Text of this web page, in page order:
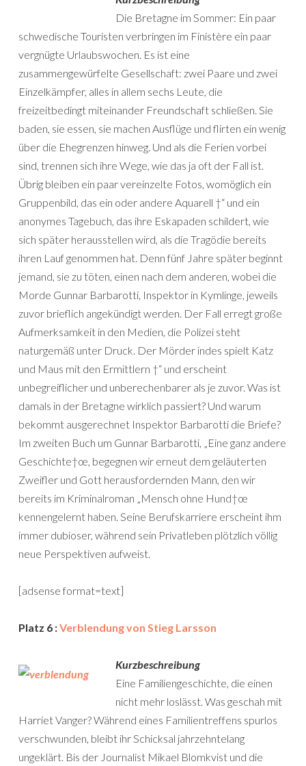
Die Bretagne im Sommer: Ein paar
schwedische Touristen verbringen im Finistère ein paar
vergnügte Urlaubswochen. Es ist eine
zusammengewürfelte Gesellschaft: zwei Paare und zwei
Einzelkämpfer, alles in allem sechs Leute, die
freizeitbedingt miteinander Freundschaft schließen. Sie
baden, sie essen, sie machen Ausflüge und flirten ein wenig
über die Ehegrenzen hinweg. Und als die Ferien vorbei
sind, trennen sich ihre Wege, wie das ja oft der Fall ist.
Übrig bleiben ein paar vereinzelte Fotos, womöglich ein
Gruppenbild, das ein oder andere Aquarell †“ und ein
anonymes Tagebuch, das ihre Eskapaden schildert, wie
sich später herausstellen wird, als die Tragödie bereits
ihren Lauf genommen hat. Denn fünf Jahre später beginnt
jemand, sie zu töten, einen nach dem anderen, wobei die
Morde Gunnar Barbarotti, Inspektor in Kymlinge, jeweils
zuvor brieflich angekündigt werden. Der Fall erregt große
Aufmerksamkeit in den Medien, die Polizei steht
naturgemäß unter Druck. Der Mörder indes spielt Katz
und Maus mit den Ermittlern †“ und erscheint
unbegreiflicher und unberechenbarer als je zuvor. Was ist
damals in der Bretagne wirklich passiert? Und warum
bekommt ausgerechnet Inspektor Barbarotti die Briefe?
Im zweiten Buch um Gunnar Barbarotti, „Eine ganz andere
Geschichte†œ, begegnen wir erneut dem geläuterten
Zweifler und Gott herausfordernden Mann, den wir
bereits im Kriminalroman „Mensch ohne Hund†œ
kennengelernt haben. Seine Berufskarriere erscheint ihm
immer dubioser, während sein Privatleben plötzlich völlig
neue Perspektiven aufweist.
[adsense format=text]
Platz 6 :Verblendung von Stieg Larsson
Kurzbeschreibung
Eine Familiengeschichte, die einen
nicht mehr loslässt. Was geschah mit
Harriet Vanger? Während eines Familientreffens spurlos
verschwunden, bleibt ihr Schicksal jahrzehntelang
ungeklärt. Bis der Journalist Mikael Blomkvist und die